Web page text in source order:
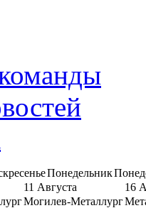
Понедельник
11 Августа
16
Могилев-Металлург